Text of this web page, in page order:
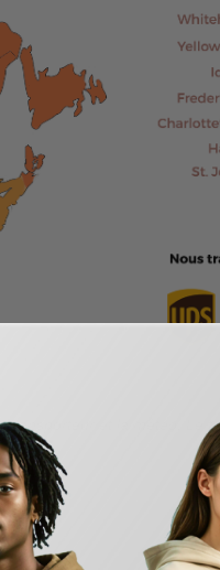
et la météo. Le